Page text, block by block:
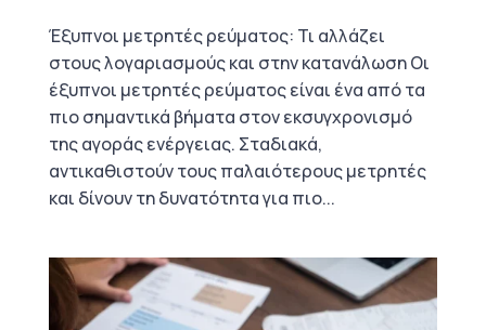
Έξυπνοι μετρητές ρεύματος: Τι αλλάζει
στους λογαριασμούς και στην κατανάλωση Οι
έξυπνοι μετρητές ρεύματος είναι ένα από τα
πιο σημαντικά βήματα στον εκσυγχρονισμό
της αγοράς ενέργειας. Σταδιακά,
αντικαθιστούν τους παλαιότερους μετρητές
και δίνουν τη δυνατότητα για πιο...